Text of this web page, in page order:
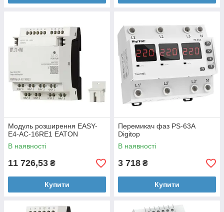
Модуль розширення EASY-
E4-AC-16RE1 EATON
В наявності
11 726,53 ₴
Купити
Перемикач фаз PS-63A
Digitop
В наявності
3 718 ₴
Купити